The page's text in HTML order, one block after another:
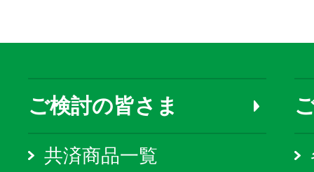
ご検討の皆さま
共済商品一覧